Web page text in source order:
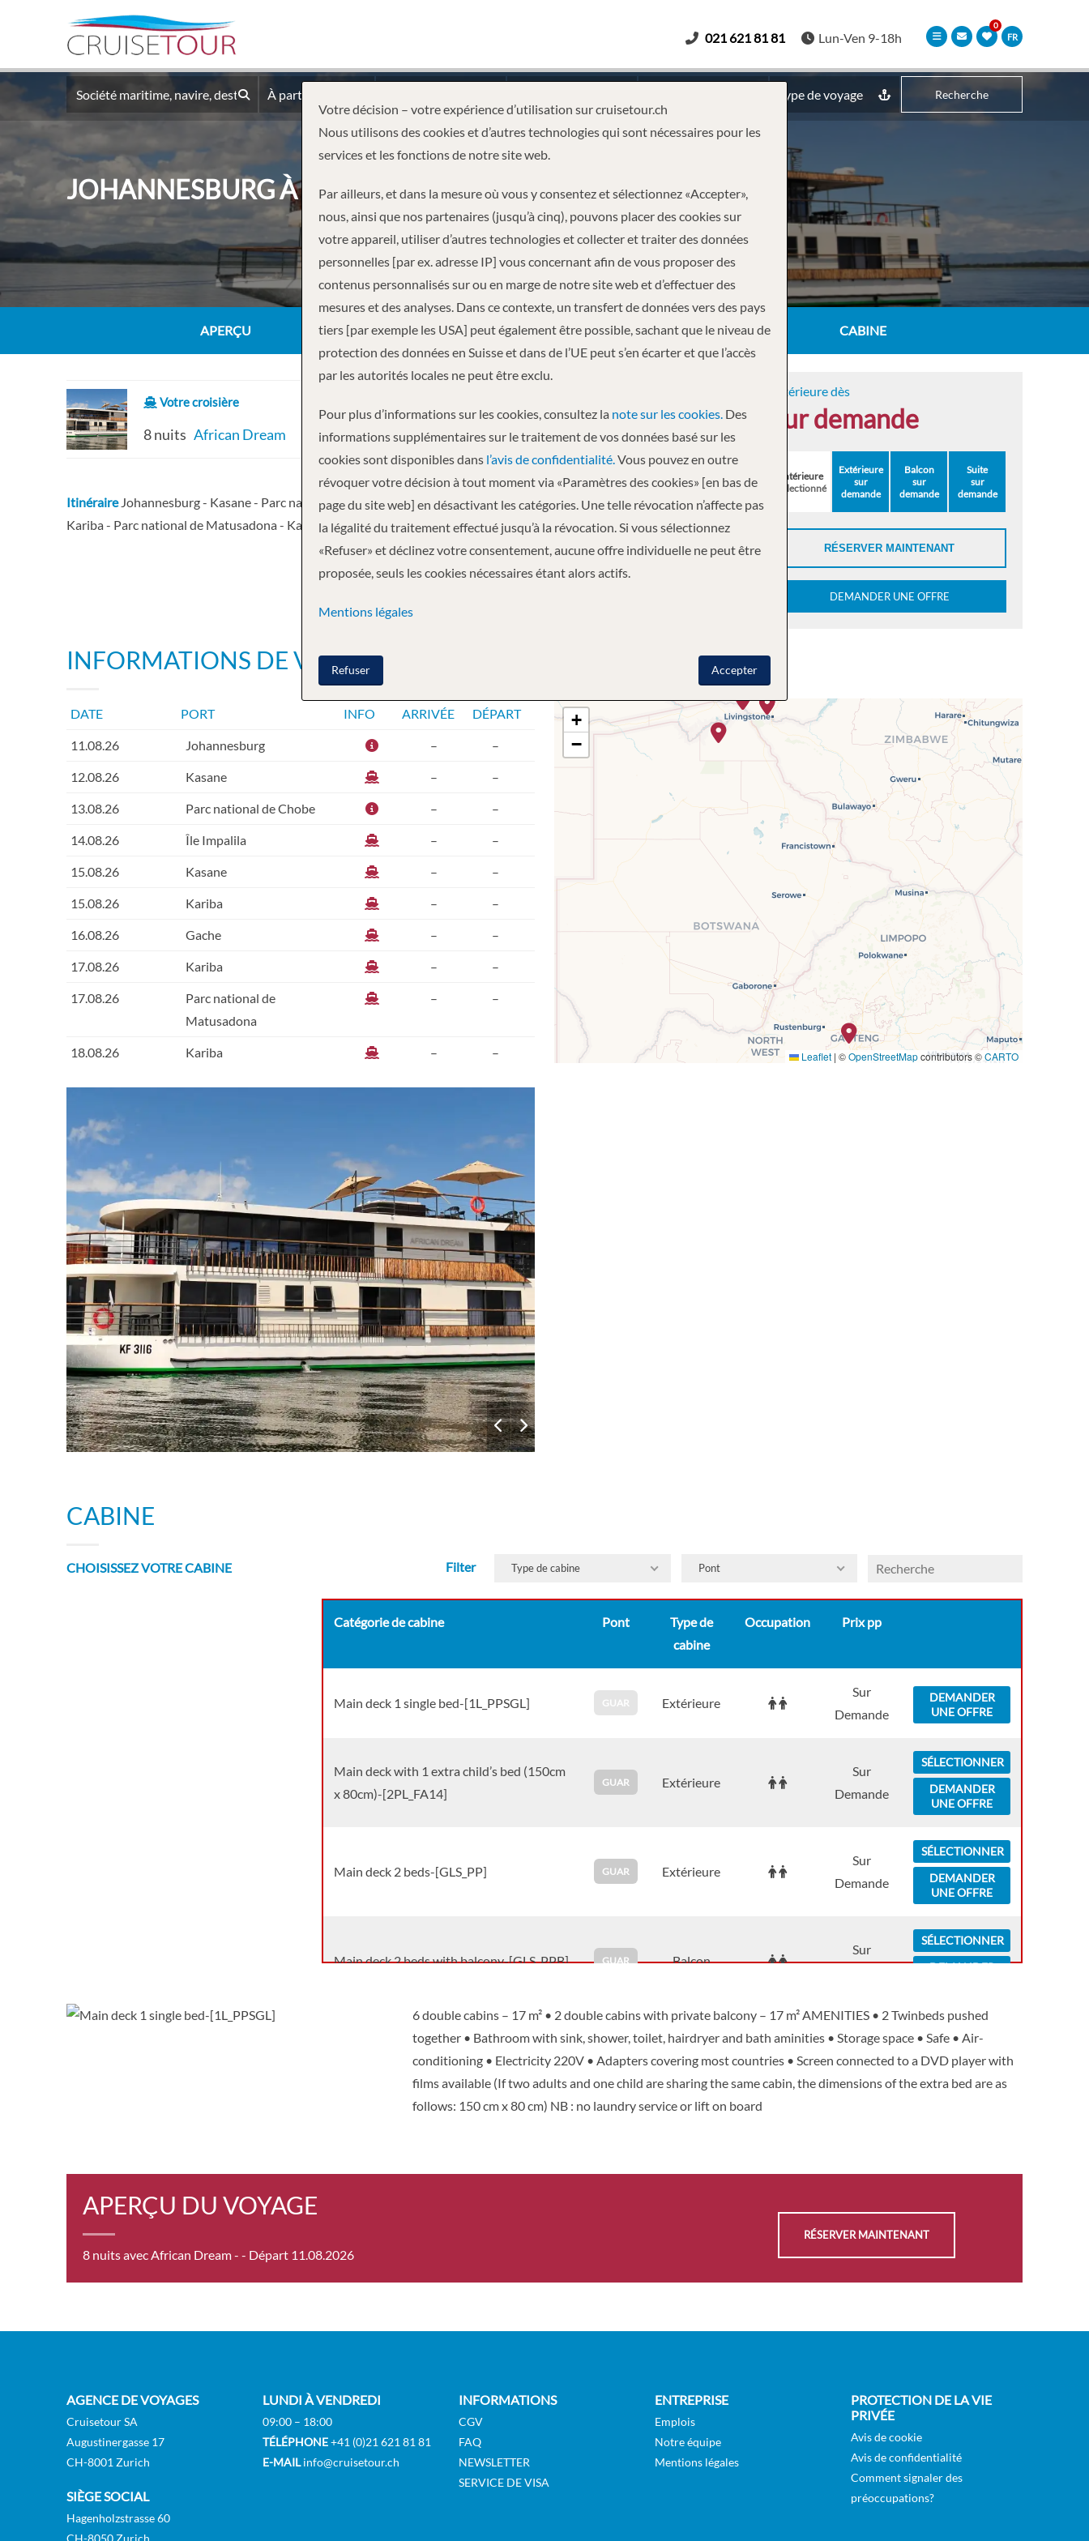
FR
021 621 81 81 Lun-Ven 9-18h
À partir du Type de voyage Recherche
JOHANNESBURG À VICTORIA FALLS
APERÇU INFORMATIONS DE VOYAGE CABINE
Votre croisière
8 nuits African Dream 11.08.2026
ItinéraireJohannesburg - Kasane - Parc national de Chobe - Île Impalila - Kasane - Kariba - Gache -
Kariba - Parc national de Matusadona - Karibaplus
Intérieure dès
sur demande
Intérieure
Sélectionné
Extérieure
sur
demande
Balcon
sur
demande
Suite
sur
demande
RÉSERVER MAINTENANT
DEMANDER UNE OFFRE
INFORMATIONS DE VOYAGE
DATE PORT INFO ARRIVÉE DÉPART
11.08.26 Johannesburg – –
12.08.26 Kasane – –
13.08.26 Parc national de Chobe – –
14.08.26 Île Impalila – –
15.08.26 Kasane – –
15.08.26 Kariba – –
16.08.26 Gache – –
17.08.26 Kariba – –
17.08.26
Parc national de
Matusadona
– –
18.08.26 Kariba – –
18.08.26 Chutes Victoria – –
19.08.26
+
−
Leaflet | ©OpenStreetMapcontributors ©CARTO
CABINE
CHOISISSEZ VOTRE CABINE Filter Type de cabine Pont
Catégorie de cabine Pont
Type de
cabine
Occupation Prix pp
Main deck 1 single bed-[1L_PPSGL] GUAR Extérieure
Sur
Demande
DEMANDER
UNE OFFRE
Main deck with 1 extra child’s bed (150cm
x 80cm)-[2PL_FA14]
GUAR Extérieure
Sur
Demande
SÉLECTIONNER
DEMANDER
UNE OFFRE
Main deck 2 beds-[GLS_PP] GUAR Extérieure
Sur
Demande
SÉLECTIONNER
DEMANDER
UNE OFFRE
Main deck 2 beds with balcony-[GLS_PPB] GUAR Balcon
Sur
SÉLECTIONNER
DEMANDER
6 double cabins – 17 m² • 2 double cabins with private balcony – 17 m² AMENITIES • 2 Twinbeds pushed
together • Bathroom with sink, shower, toilet, hairdryer and bath aminities • Storage space • Safe • Air-
conditioning • Electricity 220V • Adapters covering most countries • Screen connected to a DVD player with
films available (If two adults and one child are sharing the same cabin, the dimensions of the extra bed are as
follows: 150 cm x 80 cm) NB : no laundry service or lift on board
APERÇU DU VOYAGE
8 nuits avec African Dream - - Départ 11.08.2026
RÉSERVER MAINTENANT
AGENCE DE VOYAGES
Cruisetour SA
Augustinergasse 17
CH-8001 Zurich
SIÈGE SOCIAL
Hagenholzstrasse 60
LUNDI À VENDREDI
09:00 – 18:00
TÉLÉPHONE+41 (0)21 621 81 81
E-MAILinfo@cruisetour.ch
INFORMATIONS
CGV
FAQ
NEWSLETTER
SERVICE DE VISA
ENTREPRISE
Emplois
Notre équipe
Mentions légales
PROTECTION DE LA VIE
PRIVÉE
Avis de cookie
Avis de confidentialité
Comment signaler des
préoccupations?
Votre décision – votre expérience d’utilisation sur cruisetour.ch
Nous utilisons des cookies et d’autres technologies qui sont nécessaires pour les
services et les fonctions de notre site web.
Par ailleurs, et dans la mesure où vous y consentez et sélectionnez «Accepter»,
nous, ainsi que nos partenaires (jusqu’à cinq), pouvons placer des cookies sur
votre appareil, utiliser d’autres technologies et collecter et traiter des données
personnelles [par ex. adresse IP] vous concernant afin de vous proposer des
contenus personnalisés sur ou en marge de notre site web et d’effectuer des
mesures et des analyses. Dans ce contexte, un transfert de données vers des pays
tiers [par exemple les USA] peut également être possible, sachant que le niveau de
protection des données en Suisse et dans de l’UE peut s’en écarter et que l’accès
par les autorités locales ne peut être exclu.
Pour plus d’informations sur les cookies, consultez la note sur les cookies. Des
informations supplémentaires sur le traitement de vos données basé sur les
cookies sont disponibles dans l’avis de confidentialité.Vous pouvez en outre
révoquer votre décision à tout moment via «Paramètres des cookies» [en bas de
page du site web] en désactivant les catégories. Une telle révocation n’affecte pas
la légalité du traitement effectué jusqu’à la révocation. Si vous sélectionnez
«Refuser» et déclinez votre consentement, aucune offre individuelle ne peut être
proposée, seuls les cookies nécessaires étant alors actifs.
Mentions légales
Accepter
Refuser